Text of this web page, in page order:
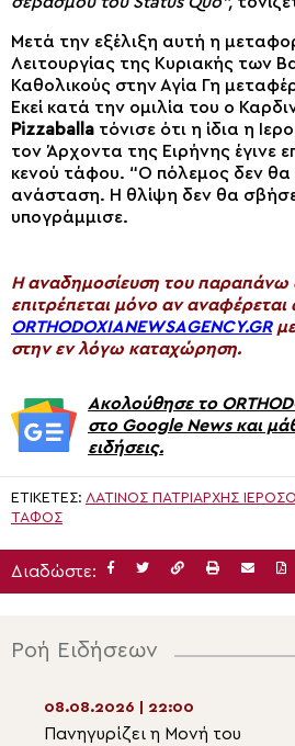
Μετά την εξέλιξη αυτή η
Λειτουργίας της Κυριακής των
Καθολικούς στην Αγία Γη
Εκεί κατά την ομιλία του ο
Pizzaballa τόνισε ότι η ίδια η
τον Άρχοντα της Ειρήνης έγινε
κενού τάφου. “Ο πόλεμος δεν θα
ανάσταση. Η θλίψη δεν θα
υπογράμμισε.
H αναδημοσίευση του παραπάνω
επιτρέπεται μόνο αν
ORTHODOXIANEWSAGENCY.GR
στην εν λόγω καταχώρηση.
Ακολούθησε το
στο Google News και
ειδήσεις.
ΕΤΙΚΈΤΕΣ: ΛΑΤΊΝΟΣ ΠΑΤΡΙΆΡΧΗΣ
ΤΆΦΟΣ
Διαδώστε:
Ροή Ειδήσεων
08.08.2026 | 22:00
Πανηγυρίζει η Μονή του